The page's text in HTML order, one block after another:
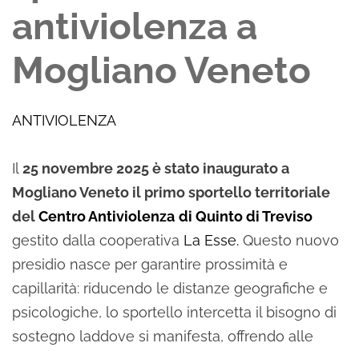
antiviolenza a
Mogliano Veneto
ANTIVIOLENZA
Il25 novembre 2025 è stato inaugurato a
Mogliano Veneto il primo sportello territoriale
delCentro Antiviolenza di Quinto di Treviso
gestito dalla cooperativa La Esse. Questo nuovo
presidio nasce per garantire prossimità e
capillarità: riducendo le distanze geografiche e
psicologiche, lo sportello intercetta il bisogno di
sostegno laddove si manifesta, offrendo alle